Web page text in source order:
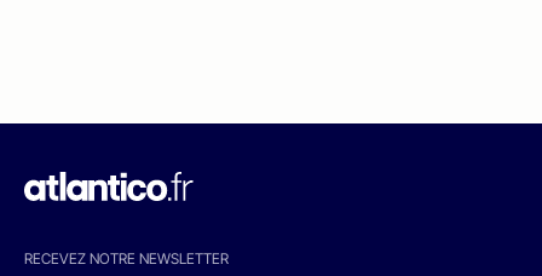
RECEVEZ NOTRE NEWSLETTER